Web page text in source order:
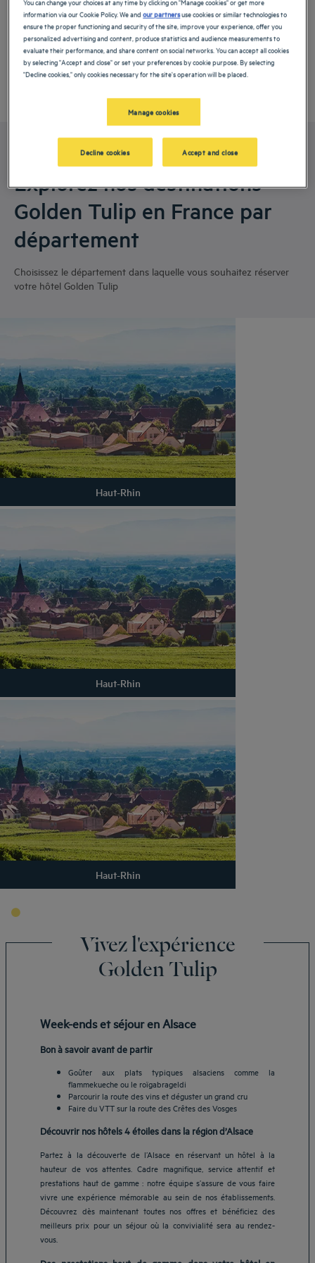
Nos destinations en France
Explorez nos destinations
Golden Tulip en France par
département
Choisissez le département dans laquelle vous souhaitez réserver
votre hôtel Golden Tulip
Haut-Rhin
Haut-Rhin
Haut-Rhin
Vivez l'expérience
Golden Tulip
Week-ends et séjour en Alsace
Bon à savoir avant de partir
Goûter aux plats typiques alsaciens comme la
flammekueche ou le roïgabrageldi
Parcourir la route des vins et déguster un grand cru
Faire du VTT sur la route des Crêtes des Vosges
Découvrir nos hôtels 4 étoiles dans la région d’Alsace
Partez à la découverte de l’Alsace en réservant un hôtel à la
hauteur de vos attentes. Cadre magnifique, service attentif et
prestations haut de gamme : notre équipe s’assure de vous faire
vivre une expérience mémorable au sein de nos établissements.
Découvrez dès maintenant toutes nos offres et bénéficiez des
meilleurs prix pour un séjour où la convivialité sera au rendez-
vous.
information via our Cookie Policy. We andour partnersuse cookies or similar technologies to
ensure the proper functioning and security of the site, improve your experience, offer you
personalized advertising and content, produce statistics and audience measurements to
evaluate their performance, and share content on social networks. You can accept all cookies
by selecting "Accept and close" or set your preferences by cookie purpose. By selecting
"Decline cookies," only cookies necessary for the site's operation will be placed.
Manage cookies
Decline cookies Accept and close